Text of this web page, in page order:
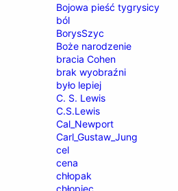
Bojowa pieść tygrysicy
ból
BorysSzyc
Boże narodzenie
bracia Cohen
brak wyobraźni
było lepiej
C. S. Lewis
C.S.Lewis
Cal_Newport
Carl_Gustaw_Jung
cel
cena
chłopak
chłopiec